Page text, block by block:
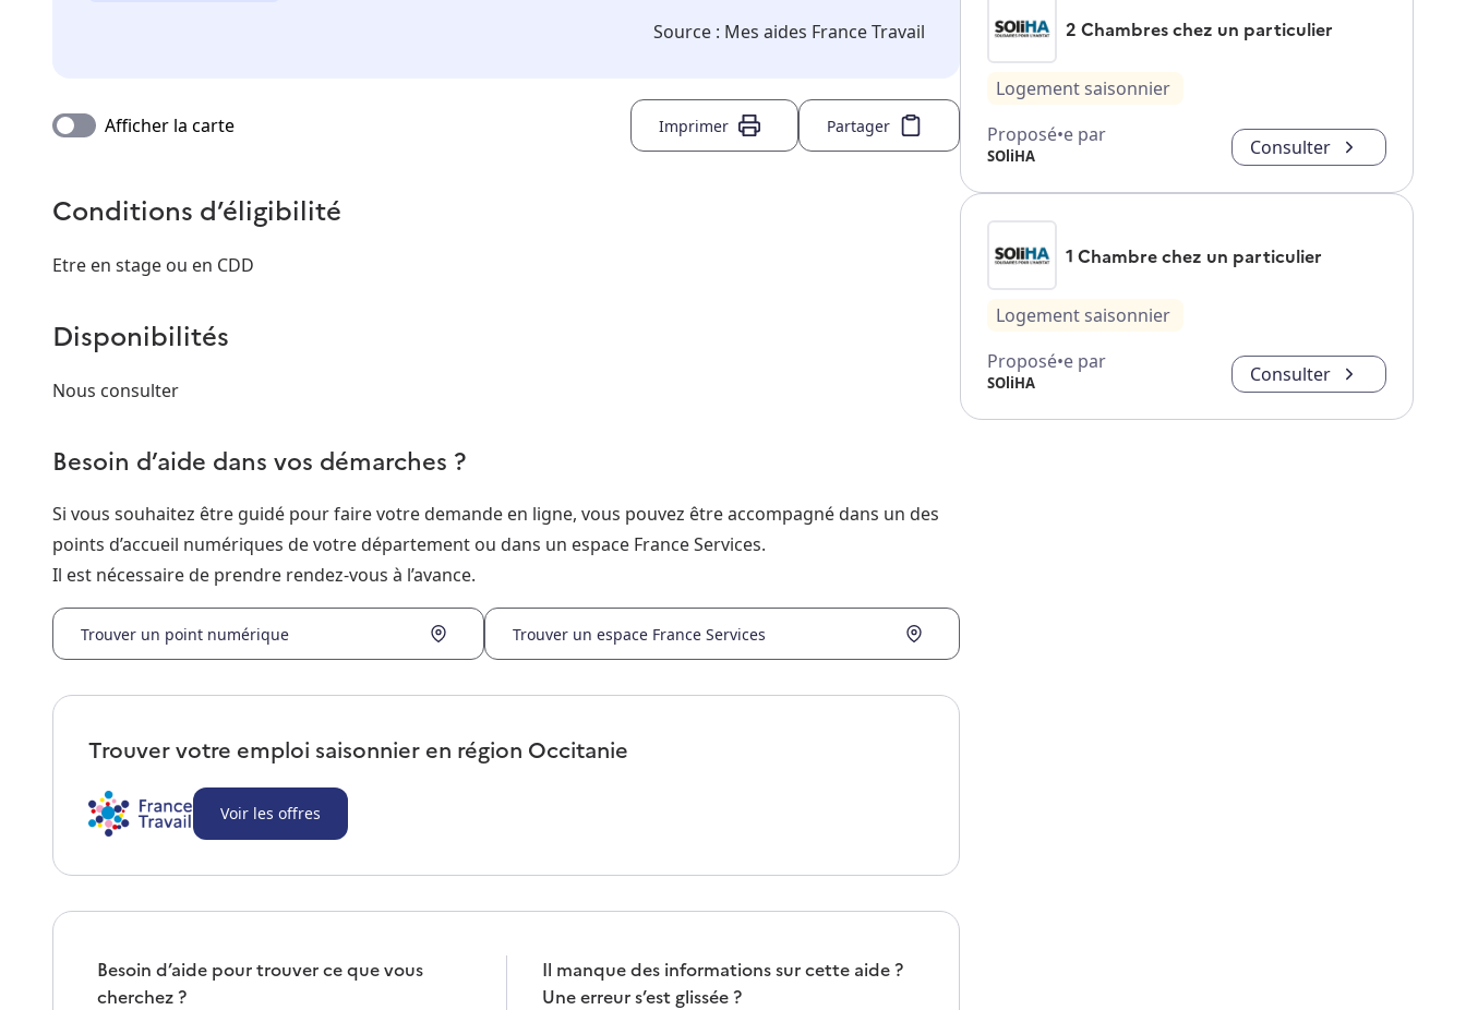
Source : Mes aides France Travail
Afficher la carte Imprimer Partager
Conditions d’éligibilité
Etre en stage ou en CDD
Disponibilités
Nous consulter
Besoin d’aide dans vos démarches ?
Si vous souhaitez être guidé pour faire votre demande en ligne, vous pouvez être accompagné dans un des
points d’accueil numériques de votre département ou dans un espace France Services.
Il est nécessaire de prendre rendez-vous à l’avance.
Trouver un point numérique Trouver un espace France Services
Trouver votre emploi saisonnier en région Occitanie
Voir les offres
Besoin d’aide pour trouver ce que vous
cherchez ?
Il manque des informations sur cette aide ?
Une erreur s’est glissée ?
2 Chambres chez un particulier
Logement saisonnier
Proposé•e par
SOliHA Consulter
1 Chambre chez un particulier
Logement saisonnier
Proposé•e par
SOliHA Consulter